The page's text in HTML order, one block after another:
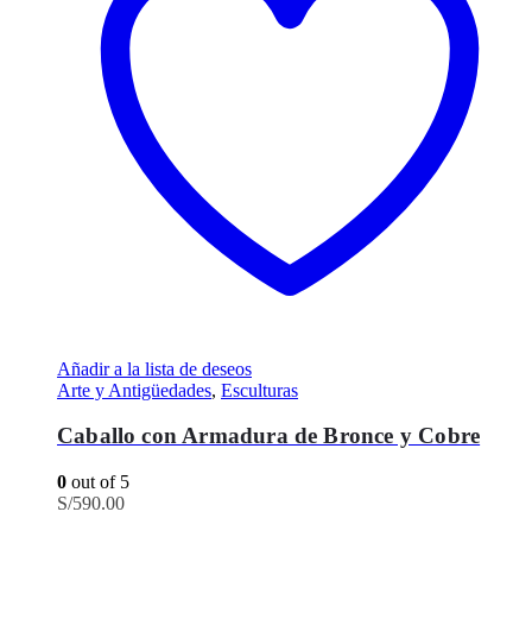
Añadir a la lista de deseos
Arte y Antigüedades, Esculturas
Caballo con Armadura de Bronce y Cobre
0 out of 5
S/590.00